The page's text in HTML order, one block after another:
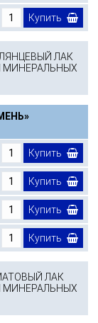
Купить
ЛАК
МИНЕРАЛЬНЫХ
Купить
Купить
Купить
Купить
ЛАК
МИНЕРАЛЬНЫХ